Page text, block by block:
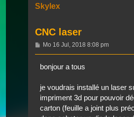
Skylex
CNC laser
Beitrag
Mo 16 Jul, 2018 8:08 pm
bonjour a tous
je voudrais installé un laser
impriment 3d pour pouvoir
carton (feuille a joint plus